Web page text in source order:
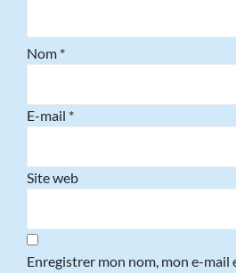
Nom *
E-mail *
Site web
Enregistrer mon nom, mon e-mail